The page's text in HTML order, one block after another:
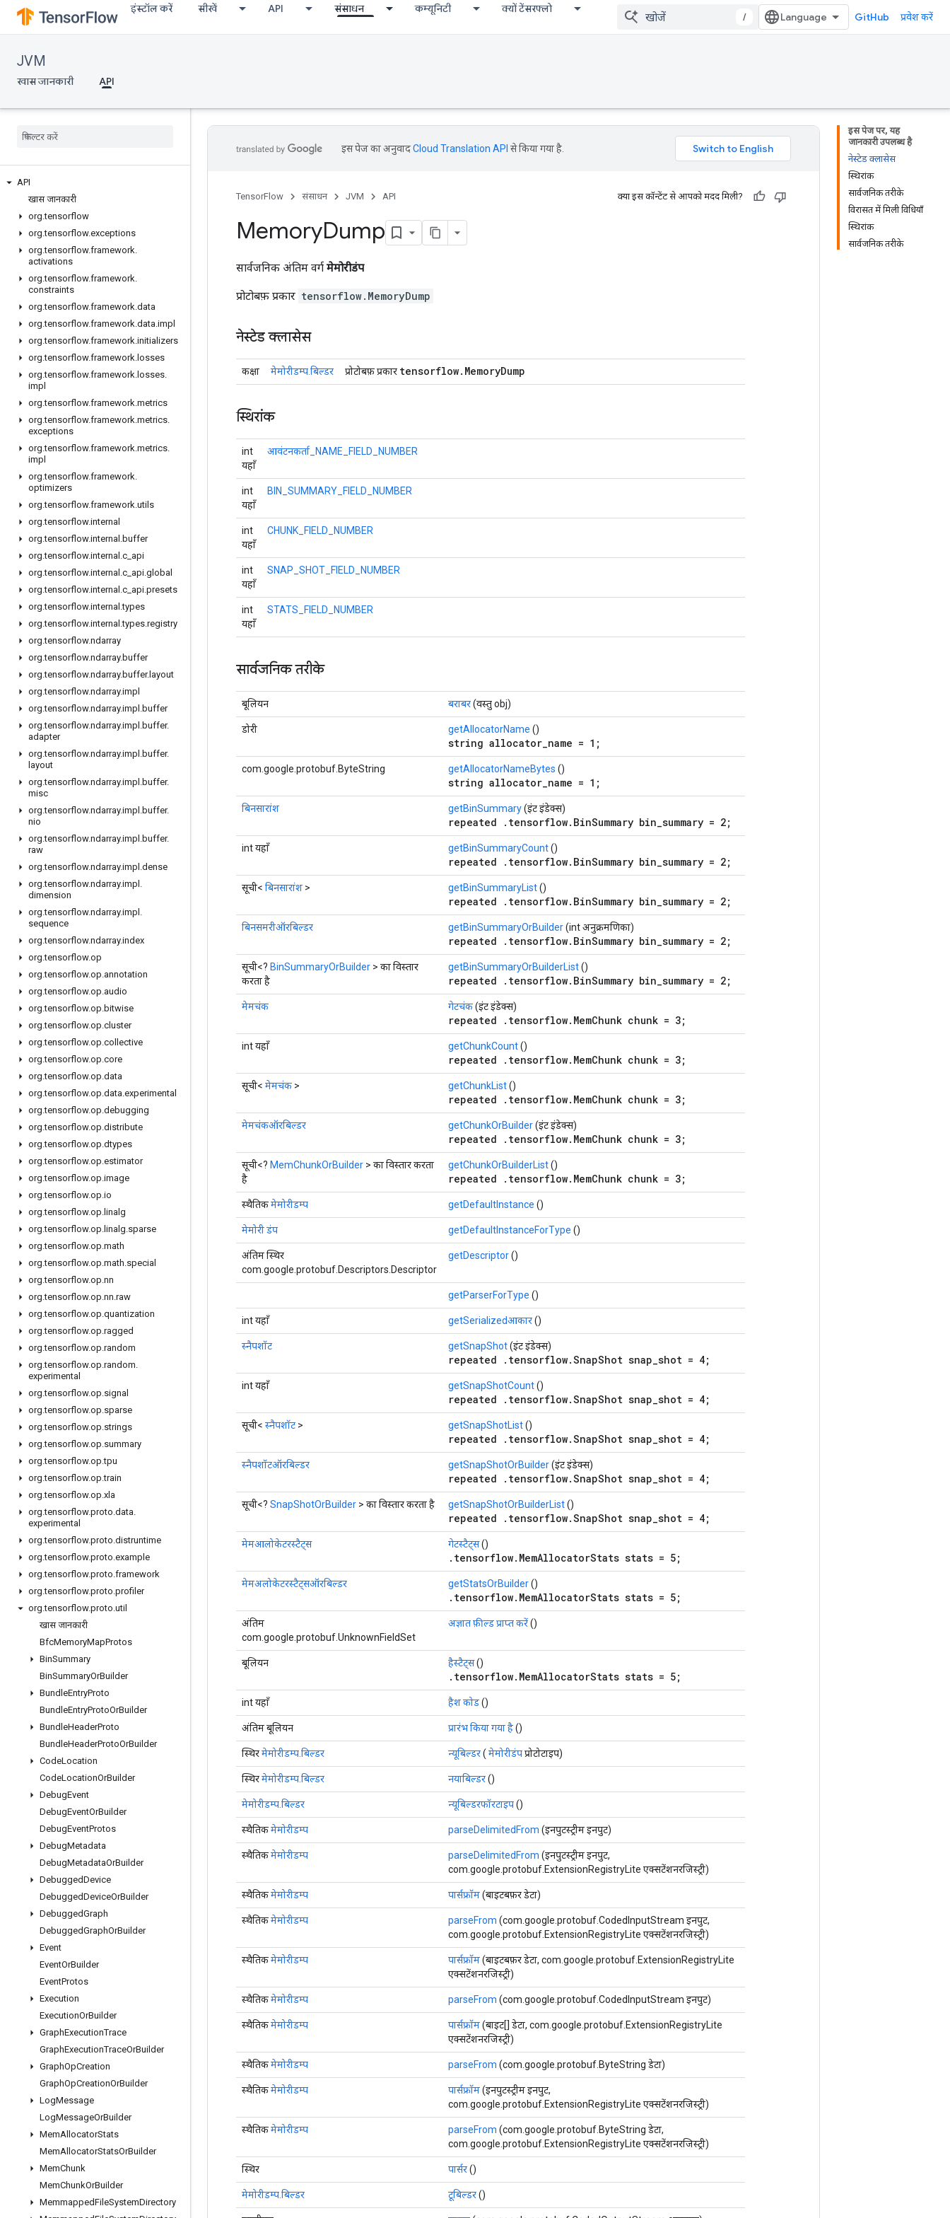
इंस्टॉल करें सीखें API संसाधन कम्यूनिटी क्यों टेंसरफ्लो
/ GitHub प्रवेश करें
JVM
खास जानकारी API
API
खास जानकारी
org.tensorflow
org.tensorflow.exceptions
org.tensorflow.framework.
activations
org.tensorflow.framework.
constraints
org.tensorflow.framework.data
org.tensorflow.framework.data.impl
org.tensorflow.framework.initializers
org.tensorflow.framework. losses
org.tensorflow.framework. losses.
impl
org.tensorflow.framework.metrics
org.tensorflow.framework.metrics.
exceptions
org.tensorflow.framework.metrics.
impl
org.tensorflow.framework.
optimizers
org.tensorflow.framework.utils
org.tensorflow.internal
org.tensorflow.internal .buffer
org.tensorflow.internal .c api
org.tensorflow.internal .c api.global
org.tensorflow.internal .c api.presets
org.tensorflow.internal .types
org.tensorflow.internal .types.registry
org.tensorflow.ndarray
org.tensorflow.ndarray.buffer
org.tensorflow.ndarray.buffer. layout
org.tensorflow.ndarray.impl
org.tensorflow.ndarray.impl .buffer
org.tensorflow.ndarray.impl .buffer.
adapter
org.tensorflow.ndarray.impl .buffer.
layout
org.tensorflow.ndarray.impl .buffer.
misc
org.tensorflow.ndarray.impl .buffer.
nio
org.tensorflow.ndarray.impl .buffer.
raw
org.tensorflow.ndarray.impl .dense
org.tensorflow.ndarray.impl .
dimension
org.tensorflow.ndarray.impl .
sequence
org.tensorflow.ndarray.index
org.tensorflow.op
org.tensorflow.op.annotation
org.tensorflow.op.audio
org.tensorflow.op.bitwise
org.tensorflow.op.cluster
org.tensorflow.op.collective
org.tensorflow.op.core
org.tensorflow.op.data
org.tensorflow.op.data.experimental
org.tensorflow.op.debugging
org.tensorflow.op.distribute
org.tensorflow.op.dtypes
org.tensorflow.op.estimator
org.tensorflow.op.image
org.tensorflow.op.io
org.tensorflow.op. linalg
org.tensorflow.op. linalg.sparse
org.tensorflow.op.math
org.tensorflow.op.math.special
org.tensorflow.op.nn
org.tensorflow.op.nn.raw
org.tensorflow.op.quantization
org.tensorflow.op.ragged
org.tensorflow.op.random
org.tensorflow.op.random.
experimental
org.tensorflow.op.signal
org.tensorflow.op.sparse
org.tensorflow.op.strings
org.tensorflow.op.summary
org.tensorflow.op.tpu
org.tensorflow.op.train
org.tensorflow.op.xla
org.tensorflow.proto.data.
experimental
org.tensorflow.proto.distruntime
org.tensorflow.proto.example
org.tensorflow.proto.framework
org.tensorflow.proto.profiler
org.tensorflow.proto.util
खास जानकारी
BfcMemoryMapProtos
BinSummary
BinSummaryOrBuilder
BundleEntryProto
BundleEntryProtoOrBuilder
BundleHeaderProto
BundleHeaderProtoOrBuilder
CodeLocation
CodeLocationOrBuilder
DebugEvent
DebugEventOrBuilder
DebugEventProtos
DebugMetadata
DebugMetadataOrBuilder
DebuggedDevice
DebuggedDeviceOrBuilder
DebuggedGraph
DebuggedGraphOrBuilder
Event
EventOrBuilder
EventProtos
Execution
ExecutionOrBuilder
GraphExecutionTrace
GraphExecutionTraceOrBuilder
GraphOpCreation
GraphOpCreationOrBuilder
LogMessage
LogMessageOrBuilder
MemAllocatorStats
MemAllocatorStatsOrBuilder
MemChunk
MemChunkOrBuilder
MemmappedFileSystemDirectory
इस पेज पर, यह
जानकारी उपलब्ध है
नेस्टेड क्लासेस
स्थिरांक
सार्वजनिक तरीके
विरासत में मिली विधियाँ
स्थिरांक
सार्वजनिक तरीके
इस पेज का अनुवादCloud Translation API से किया गया है.
TensorFlow संसाधन JVM API क्या इस कॉन्टेंट से आपको मदद मिली?
MemoryDump
सार्वजनिक अंतिम वर्ग मेमोरीडंप
प्रोटोबफ़ प्रकार tensorflow.MemoryDump
नेस्टेड क्लासेस
कक्षा मेमोरीडम्प.बिल्डर प्रोटोबफ़ प्रकार tensorflow. MemoryDump
स्थिरांक
int
यहाँ
आवंटनकर्ता_NAME_FIELD_NUMBER
int
यहाँ
BIN_SUMMARY_FIELD_NUMBER
int
यहाँ
CHUNK_FIELD_NUMBER
int
यहाँ
SNAP_SHOT_FIELD_NUMBER
int
यहाँ
STATS_FIELD_NUMBER
सार्वजनिक तरीके
बूलियन बराबर(वस्तु obj)
डोरी getAllocatorName ()
string allocator_name = 1;
com.google.protobuf.ByteString getAllocatorNameBytes ()
string allocator_name = 1;
बिनसारांश getBinSummary(इंट इंडेक्स)
repeated .tensorflow.BinSummary bin_summary = 2;
int यहाँ getBinSummaryCount()
repeated .tensorflow.BinSummary bin_summary = 2;
सूची< बिनसारांश > getBinSummaryList()
repeated .tensorflow.BinSummary bin_summary = 2;
बिनसमरीऑरबिल्डर getBinSummaryOrBuilder(int अनुक्रमणिका)
repeated .tensorflow.BinSummary bin_summary = 2;
सूची<? BinSummaryOrBuilder > का विस्तार
करता है
getBinSummaryOrBuilderList()
repeated .tensorflow.BinSummary bin_summary = 2;
मेमचंक गेटचंक(इंट इंडेक्स)
repeated .tensorflow.MemChunk chunk = 3;
int यहाँ getChunkCount()
repeated .tensorflow.MemChunk chunk = 3;
सूची< मेमचंक > getChunkList()
repeated .tensorflow.MemChunk chunk = 3;
मेमचंकऑरबिल्डर getChunkOrBuilder(इंट इंडेक्स)
repeated .tensorflow.MemChunk chunk = 3;
सूची<? MemChunkOrBuilder > का विस्तार करता
है
getChunkOrBuilderList()
repeated .tensorflow.MemChunk chunk = 3;
स्थैतिकमेमोरीडम्प getDefaultInstance ()
मेमोरी डंप getDefaultInstanceForType ()
अंतिम स्थिर
com.google.protobuf.Descriptors.Descriptor
getDescriptor()
getParserForType ()
int यहाँ getSerializedआकार()
स्नैपशॉट getSnapShot(इंट इंडेक्स)
repeated .tensorflow.SnapShot snap_shot = 4;
int यहाँ getSnapShotCount()
repeated .tensorflow.SnapShot snap_shot = 4;
सूची< स्नैपशॉट > getSnapShotList()
repeated .tensorflow.SnapShot snap_shot = 4;
स्नैपशॉटऑरबिल्डर getSnapShotOrBuilder(इंट इंडेक्स)
repeated .tensorflow.SnapShot snap_shot = 4;
सूची<? SnapShotOrBuilder > का विस्तार करता है getSnapShotOrBuilderList()
repeated .tensorflow.SnapShot snap_shot = 4;
मेमआलोकेटरस्टैट्स गेटस्टैट्स()
.tensorflow.MemAllocatorStats stats = 5;
मेमअलोकेटरस्टैट्सऑरबिल्डर getStatsOrBuilder()
.tensorflow.MemAllocatorStats stats = 5;
अंतिम
com.google.protobuf.UnknownFieldSet
अज्ञात फ़ील्ड प्राप्त करें()
बूलियन हैस्टैट्स()
.tensorflow.MemAllocatorStats stats = 5;
int यहाँ हैश कोड()
अंतिम बूलियन प्रारंभ किया गया है()
स्थिरमेमोरीडम्प.बिल्डर न्यूबिल्डर( मेमोरीडंपप्रोटोटाइप)
स्थिरमेमोरीडम्प.बिल्डर नयाबिल्डर()
मेमोरीडम्प.बिल्डर न्यूबिल्डरफॉरटाइप()
स्थैतिकमेमोरीडम्प parseDelimitedFrom (इनपुटस्ट्रीम इनपुट)
स्थैतिकमेमोरीडम्प parseDelimitedFrom (इनपुटस्ट्रीम इनपुट,
com.google.protobuf.ExtensionRegistryLite एक्सटेंशनरजिस्ट्री)
स्थैतिकमेमोरीडम्प पार्सफ्रॉम(बाइटबफ़र डेटा)
स्थैतिकमेमोरीडम्प parseFrom (com.google.protobuf.CodedInputStream इनपुट,
com.google.protobuf.ExtensionRegistryLite एक्सटेंशनरजिस्ट्री)
स्थैतिकमेमोरीडम्प पार्सफ्रॉम(बाइटबफ़र डेटा, com.google.protobuf.ExtensionRegistryLite
एक्सटेंशनरजिस्ट्री)
स्थैतिकमेमोरीडम्प parseFrom (com.google.protobuf.CodedInputStream इनपुट)
स्थैतिकमेमोरीडम्प पार्सफ्रॉम(बाइट[] डेटा, com.google.protobuf.ExtensionRegistryLite
एक्सटेंशनरजिस्ट्री)
स्थैतिकमेमोरीडम्प parseFrom (com.google.protobuf.ByteString डेटा)
स्थैतिकमेमोरीडम्प पार्सफ्रॉम(इनपुटस्ट्रीम इनपुट,
com.google.protobuf.ExtensionRegistryLite एक्सटेंशनरजिस्ट्री)
स्थैतिकमेमोरीडम्प parseFrom (com.google.protobuf.ByteString डेटा,
com.google.protobuf.ExtensionRegistryLite एक्सटेंशनरजिस्ट्री)
स्थिर पार्सर()
मेमोरीडम्प.बिल्डर टूबिल्डर()